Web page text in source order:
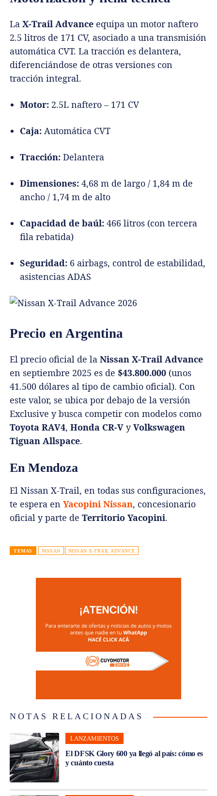
La X-Trail Advance equipa un motor naftero
2.5 litros de 171 CV, asociado a una transmisión
automática CVT. La tracción es delantera,
diferenciándose de otras versiones con
tracción integral.
Motor: 2.5L naftero – 171 CV
Caja: Automática CVT
Tracción: Delantera
Dimensiones: 4,68 m de largo / 1,84 m de
ancho / 1,74 m de alto
Capacidad de baúl: 466 litros (con tercera
fila rebatida)
Seguridad: 6 airbags, control de estabilidad,
asistencias ADAS
Precio en Argentina
El precio oficial de la Nissan X-Trail Advance
en septiembre 2025 es de $43.800.000 (unos
41.500 dólares al tipo de cambio oficial). Con
este valor, se ubica por debajo de la versión
Exclusive y busca competir con modelos como
Toyota RAV4, Honda CR-V yVolkswagen
Tiguan Allspace.
En Mendoza
El Nissan X-Trail, en todas sus configuraciones,
te espera en Yacopini Nissan, concesionario
oficial y parte de Territorio Yacopini.
TEMAS NISSAN NISSAN X-TRAIL ADVANCE
NOTAS RELACIONADAS
LANZAMIENTOS
El DFSK Glory 600 ya llegó al país: cómo es
y cuánto cuesta